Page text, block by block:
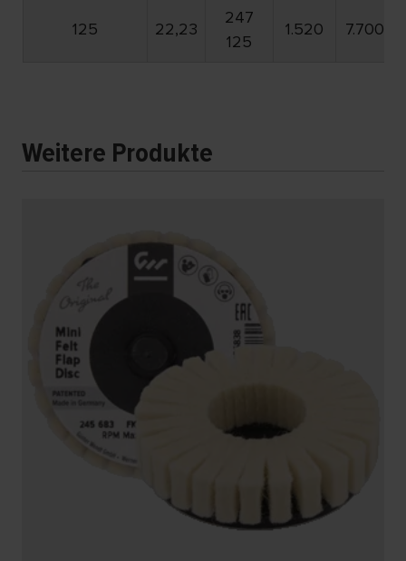
125 22,23
247
125
1.520 7.700
Weitere Produkte